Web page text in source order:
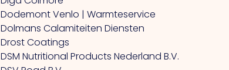
Dodemont Venlo | Warmteservice
Dolmans Calamiteiten Diensten
Drost Coatings
DSM Nutritional Products Nederland B.V.